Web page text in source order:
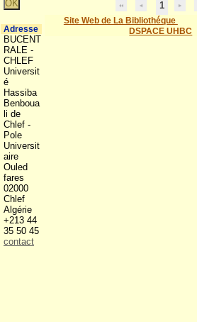
1
Site Web de La Bibliothéque
DSPACE UHBC
Adresse
BUCENT
RALE -
CHLEF
Universit
é
Hassiba
Benboua
li de
Chlef -
Pole
Universit
aire
Ouled
fares
02000
Chlef
Algérie
+213 44
35 50 45
contact